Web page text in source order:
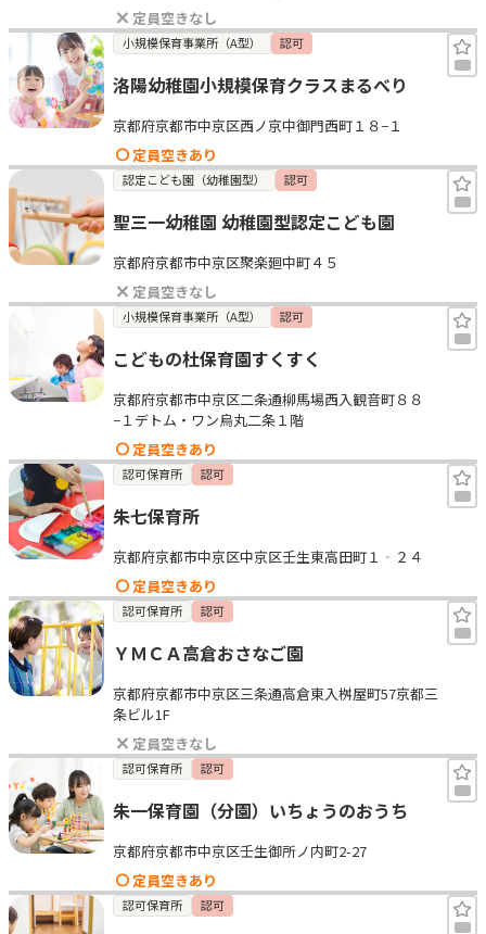
定員空きなし
小規模保育事業所（A型） 認可
洛陽幼稚園小規模保育クラスまるべり
京都府京都市中京区西ノ京中御門西町１８−１
定員空きあり
認定こども園（幼稚園型） 認可
聖三一幼稚園 幼稚園型認定こども園
京都府京都市中京区聚楽廻中町４５
定員空きなし
小規模保育事業所（A型） 認可
こどもの杜保育園すくすく
京都府京都市中京区二条通柳馬場西入観音町８８
−１デトム・ワン烏丸二条１階
定員空きあり
認可保育所 認可
朱七保育所
京都府京都市中京区中京区壬生東高田町１‐２４
定員空きあり
認可保育所 認可
ＹＭＣＡ高倉おさなご園
京都府京都市中京区三条通高倉東入桝屋町57京都三
条ビル1F
定員空きなし
認可保育所 認可
朱一保育園（分園）いちょうのおうち
京都府京都市中京区壬生御所ノ内町2-27
定員空きあり
認可保育所 認可